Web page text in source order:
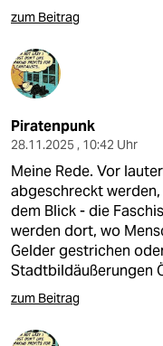
zum Beitrag
Piratenpunk
28.11.2025 , 10:42 Uhr
Meine Rede. Vor
abgeschreckt
dem Blick - die
werden dort, wo
Gelder gestrichen
Stadtbildäußerungen
zum Beitrag